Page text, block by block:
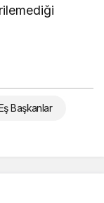
Başkanlar